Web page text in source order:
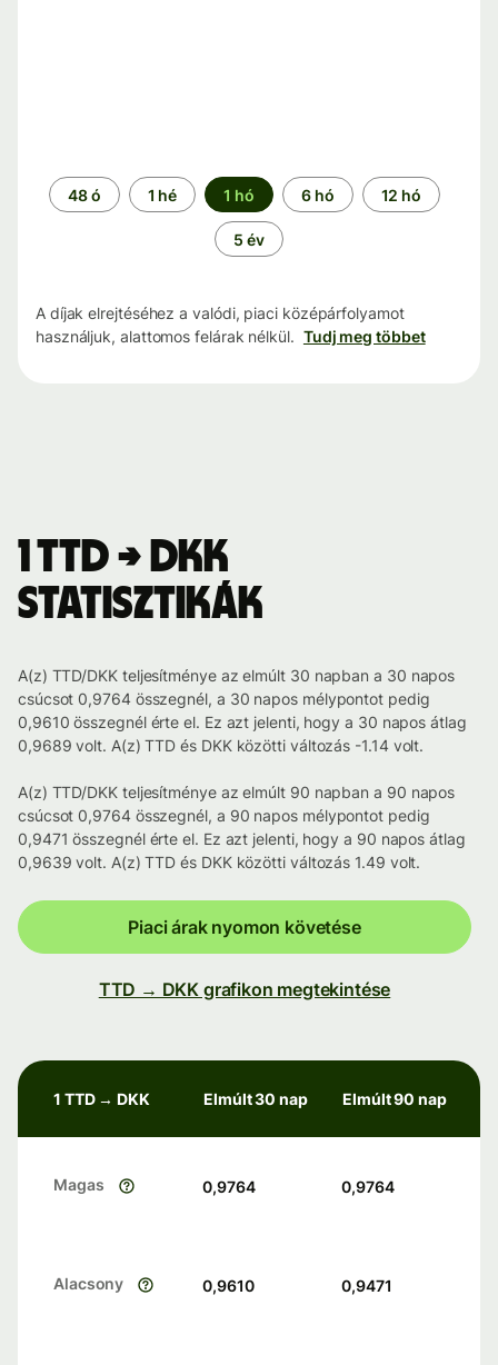
Időszak
48 ó 1 hé 1 hó 6 hó 12 hó
5 év
A díjak elrejtéséhez a valódi, piaci középárfolyamot
használjuk, alattomos felárak nélkül. Tudj meg többet
1 TTD → DKK
statisztikák
A(z) TTD/DKK teljesítménye az elmúlt 30 napban a 30 napos
csúcsot 0,9764 összegnél, a 30 napos mélypontot pedig
0,9610 összegnél érte el. Ez azt jelenti, hogy a 30 napos átlag
0,9689 volt. A(z) TTD és DKK közötti változás -1.14 volt.
A(z) TTD/DKK teljesítménye az elmúlt 90 napban a 90 napos
csúcsot 0,9764 összegnél, a 90 napos mélypontot pedig
0,9471 összegnél érte el. Ez azt jelenti, hogy a 90 napos átlag
0,9639 volt. A(z) TTD és DKK közötti változás 1.49 volt.
Piaci árak nyomon követése
TTD → DKK grafikon megtekintése
1 TTD → DKK Elmúlt 30 nap Elmúlt 90 nap
Magas 0,9764 0,9764
Alacsony 0,9610 0,9471